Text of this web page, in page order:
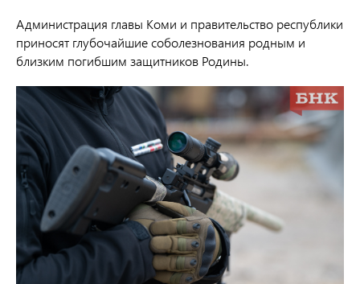
Администрация главы Коми и правительство республики
приносят глубочайшие соболезнования родным и
близким погибшим защитников Родины.